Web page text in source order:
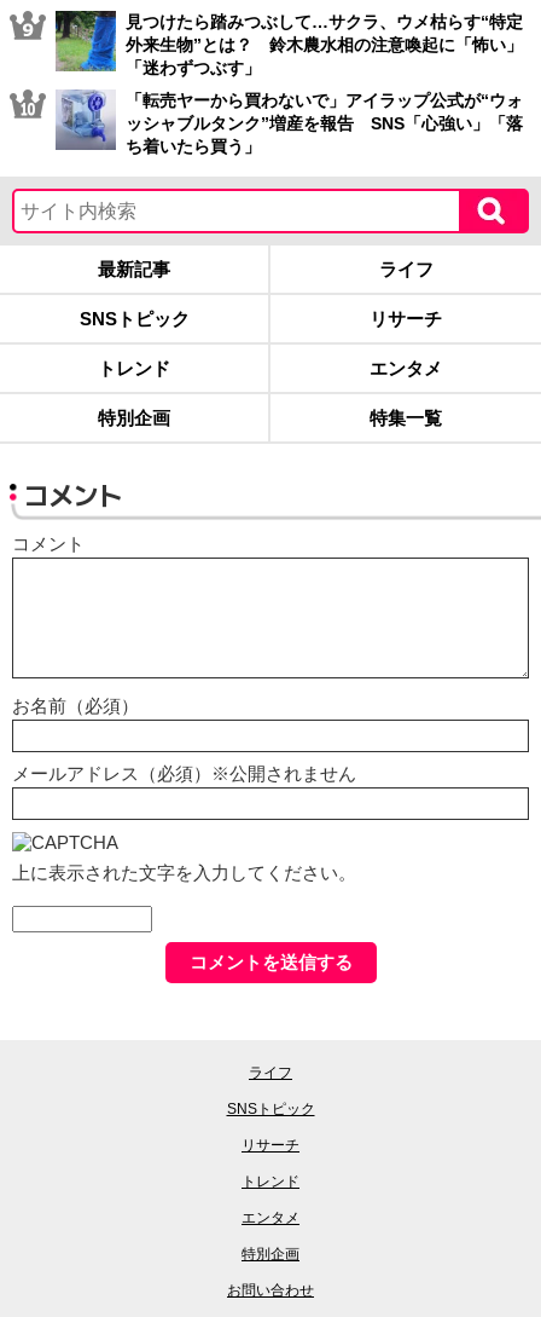
見つけたら踏みつぶして…サクラ、ウメ枯らす“特定
外来生物”とは？ 鈴木農水相の注意喚起に「怖い」
「迷わずつぶす」
「転売ヤーから買わないで」アイラップ公式が“ウォ
ッシャブルタンク”増産を報告 SNS「心強い」「落
ち着いたら買う」
最新記事 ライフ
SNSトピック リサーチ
トレンド エンタメ
特別企画 特集一覧
コメント
コメント
お名前（必須）
メールアドレス（必須）※公開されません
上に表示された文字を入力してください。
ライフ
SNSトピック
リサーチ
トレンド
エンタメ
特別企画
お問い合わせ